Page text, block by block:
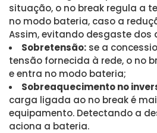
situação, o no break regula a
no modo bateria, caso a
Assim, evitando desgaste dos
Sobretensão: se a
tensão fornecida à rede, o no
e entra no modo bateria;
Sobreaquecimento no
carga ligada ao no break é
equipamento. Detectando a
aciona a bateria.